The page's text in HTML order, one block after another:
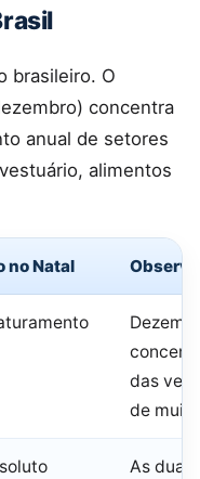
brasileiro. O
concentra
anual de setores
alimentos
no Natal
das
de
As duas